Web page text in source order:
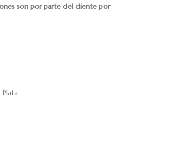
son por parte del cliente por
Plata